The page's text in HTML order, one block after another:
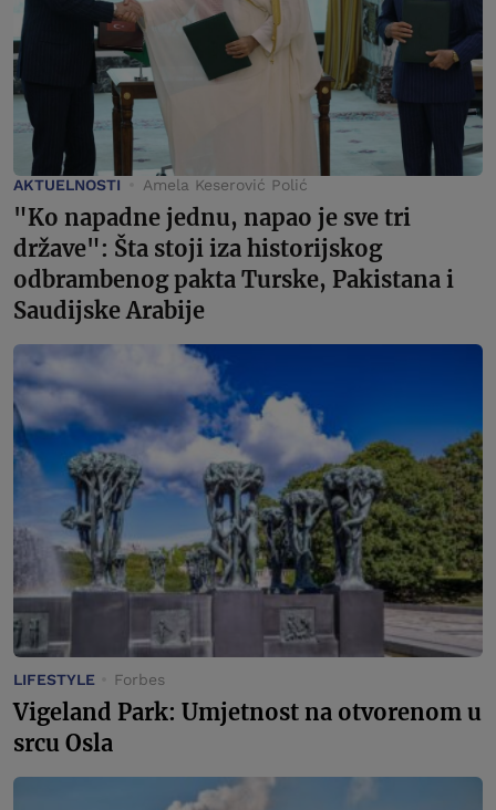
AKTUELNOSTI Amela Keserović Polić
"Ko napadne jednu, napao je sve tri
države": Šta stoji iza historijskog
odbrambenog pakta Turske, Pakistana i
Saudijske Arabije
LIFESTYLE Forbes
Vigeland Park: Umjetnost na otvorenom u
srcu Osla